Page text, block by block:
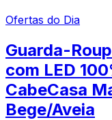
Ofertas do Dia
Guarda-
com LED
CabeCasa
Bege/Aveia